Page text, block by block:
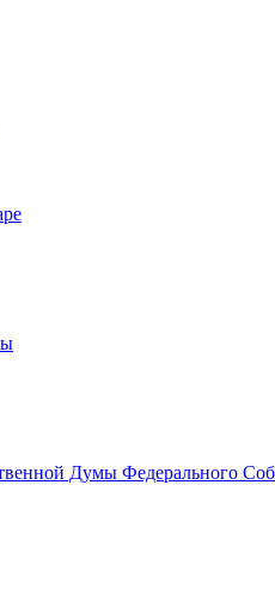
Думы Федерального